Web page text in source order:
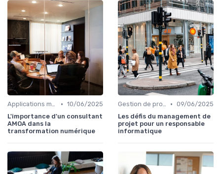
Applications métiers • 10/06/2025
L'importance d'un consultant
AMOA dans la
transformation numérique
Gestion de projets • 09/06/2025
Les défis du management de
projet pour un responsable
informatique